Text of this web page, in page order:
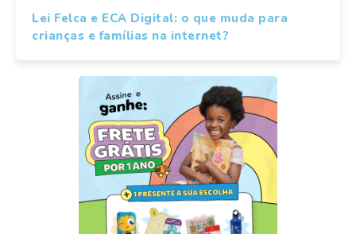
Lei Felca e ECA Digital: o que muda para
crianças e famílias na internet?